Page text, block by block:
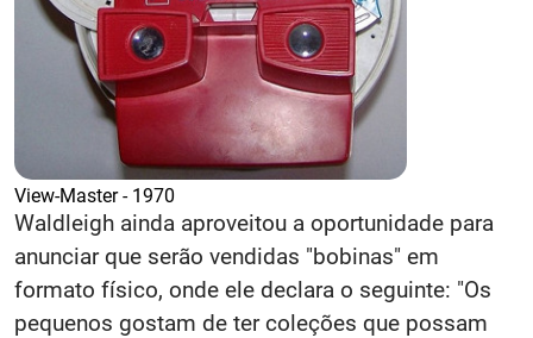
View-Master - 1970
Waldleigh ainda aproveitou a oportunidade para
anunciar que serão vendidas "bobinas" em
formato físico, onde ele declara o seguinte: "Os
pequenos gostam de ter coleções que possam